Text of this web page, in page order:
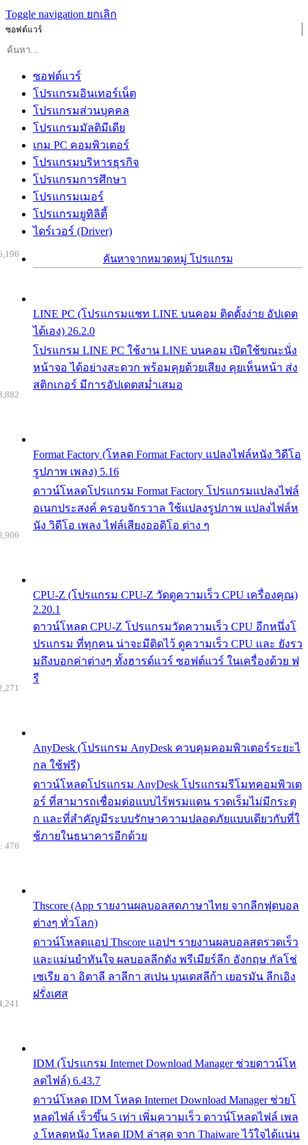
Toggle navigation ยกเลิก
ซอฟต์แวร์
ซอฟต์แวร์
โปรแกรมอินเทอร์เน็ต
โปรแกรมส่วนบุคคล
โปรแกรมมัลติมีเดีย
เกม PC คอมพิวเตอร์
โปรแกรมบริหารธุรกิจ
โปรแกรมการศึกษา
โปรแกรมเมอร์
โปรแกรมยูทิลิตี้
ไดร์เวอร์ (Driver)
ค้นหาจากหมวดหมู่ โปรแกรม
LINE PC (โปรแกรมแชท LINE บนคอม ติดตั้งง่าย อัปเดต
ได้เอง) 26.2.0
โปรแกรม LINE PC ใช้งาน LINE บนคอม เปิดใช้ขณะนั่ง
หน้าจอ ได้อย่างสะดวก พร้อมคุยด้วยเสียง คุยเห็นหน้า ส่ง
สติกเกอร์ มีการอัปเดตสม่ำเสมอ
Format Factory (โหลด Format Factory แปลงไฟล์หนัง วิดีโอ
รูปภาพ เพลง) 5.16
ดาวน์โหลดโปรแกรม Format Factory โปรแกรมแปลงไฟล์
อเนกประสงค์ ครอบจักรวาล ใช้แปลงรูปภาพ แปลงไฟล์ห
นัง วิดีโอ เพลง ไฟล์เสียงออดิโอ ต่าง ๆ
CPU-Z (โปรแกรม CPU-Z วัดดูความเร็ว CPU เครื่องคุณ)
2.20.1
ดาวน์โหลด CPU-Z โปรแกรมวัดความเร็ว CPU อีกหนึ่งโ
ปรแกรม ที่ทุกคน น่าจะมีติดไว้ ดูความเร็ว CPU และ ยังรว
มถึงบอกค่าต่างๆ ทั้งฮารด์แวร์ ซอฟต์แวร์ ในเครื่องด้วย ฟ
รี
AnyDesk (โปรแกรม AnyDesk ควบคุมคอมพิวเตอร์ระยะไ
กล ใช้ฟรี)
ดาวน์โหลดโปรแกรม AnyDesk โปรแกรมรีโมทคอมพิวเต
อร์ ที่สามารถเชื่อมต่อแบบไร้พรมแดน รวดเร็มไม่มีกระตุ
ก และที่สำคัญมีระบบรักษาความปลอดภัยแบบเดียวกับที่ใ
ช้ภายในธนาคารอีกด้วย
Thscore (App รายงานผลบอลสดภาษาไทย จากลีกฟุตบอล
ต่างๆ ทั่วโลก)
ดาวน์โหลดแอป Thscore แอปฯ รายงานผลบอลสดรวดเร็ว
และแม่นยำทันใจ ผลบอลลีกดัง พรีเมียร์ลีก อังกฤษ กัลโช่
เซเรีย อา อิตาลี ลาลีกา สเปน บุนเดสลีก้า เยอรมัน ลีกเอิง
ฝรั่งเศส
476
IDM (โปรแกรม Internet Download Manager ช่วยดาวน์โห
ลดไฟล์) 6.43.7
ดาวน์โหลด IDM โหลด Internet Download Manager ช่วยโ
หลดไฟล์ เร็วขึ้น 5 เท่า เพิ่มความเร็ว ดาวน์โหลดไฟล์ เพล
ง โหลดหนัง โหลด IDM ล่าสุด จาก Thaiware ไว้ใจได้แน่น